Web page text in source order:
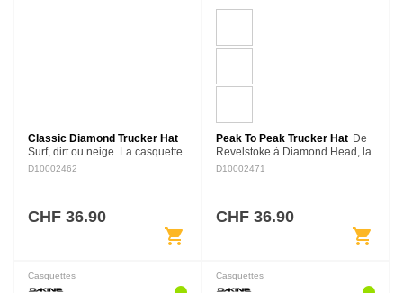
Classic Diamond Trucker Hat
Surf, dirt ou neige. La casquette
Classic Diamond Trucker
D10002462
CHF 36.90
shopping_cart
Peak To Peak Trucker Hat De
Revelstoke à Diamond Head, la
casquette Peak to Peak Trucker
D10002471
CHF 36.90
shopping_cart
Casquettes Casquettes